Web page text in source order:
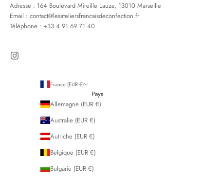
Adresse : 164 Boulevard Mireille Lauze, 13010 Marseille
Email : contact@lesateliersfrancaisdeconfection.fr
Téléphone : +33 4 91 69 71 40
France (EUR €)
Pays
Allemagne (EUR €)
Australie (EUR €)
Autriche (EUR €)
Belgique (EUR €)
Bulgarie (EUR €)